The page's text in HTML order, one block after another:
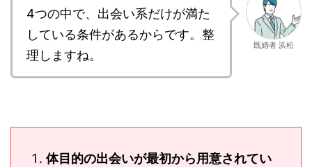
4つの中で、出会い系だけが満た
している条件があるからです。整
理しますね。
既婚者 浜松
体目的の出会いが最初から用意されてい